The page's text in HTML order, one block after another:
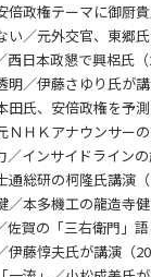
政権テーマに御厨
／元外交官、東郷
日本政懇で興梠氏
／伊藤さゆり氏が
氏、安倍政権を予
ＨＫアナウンサー
インサイドライン
総研の柯隆氏講演
本多機工の龍造寺
賀の「三右衛門」
藤惇夫氏が講演（